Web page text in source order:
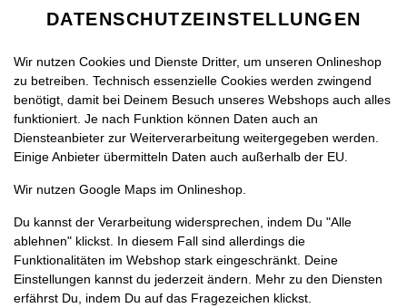
DE
SPRACHE ÄNDERN
ROTI (VEGAN)
DATENSCHUTZEINSTELLUNGEN
Wir nutzen Cookies und Dienste Dritter, um unseren Onlineshop
zu betreiben. Technisch essenzielle Cookies werden zwingend
benötigt, damit bei Deinem Besuch unseres Webshops auch alles
funktioniert. Je nach Funktion können Daten auch an
Diensteanbieter zur Weiterverarbeitung weitergegeben werden.
Einige Anbieter übermitteln Daten auch außerhalb der EU.
Wir nutzen Google Maps im Onlineshop.
Du kannst der Verarbeitung widersprechen, indem Du "Alle
ablehnen" klickst. In diesem Fall sind allerdings die
Funktionalitäten im Webshop stark eingeschränkt. Deine
Einstellungen kannst du jederzeit ändern. Mehr zu den Diensten
erfährst Du, indem Du auf das Fragezeichen klickst.